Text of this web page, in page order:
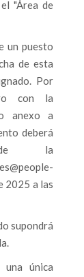
"Área de
un puesto
de esta
Por
con la
anexo a
deberá
la
2025 a las
supondrá
única